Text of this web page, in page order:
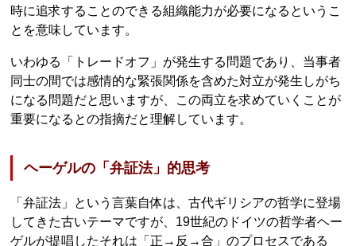
時に追求することのできる組織能力が必要になるというこ
とを意味しています。
いわゆる「トレードオフ」が発生する問題であり、当事者
同士の間では感情的な緊張関係を含めた対立が発生しがち
になる問題だと思いますが、この両立を求めていくことが
重要になるとの指摘だと理解しています。
ヘーゲルの「弁証法」的思考
「弁証法」という言葉自体は、古代ギリシアの哲学に登場
してきた古いテーマですが、19世紀のドイツの哲学者ヘー
ゲルが提唱したそれは「正→反→合」のプロセスである